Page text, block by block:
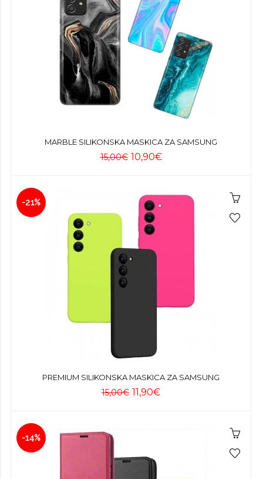
MARBLE SILIKONSKA MASKICA ZA SAMSUNG
15,00€ 10,90€
-21%
PREMIUM SILIKONSKA MASKICA ZA SAMSUNG
15,00€ 11,90€
-14%